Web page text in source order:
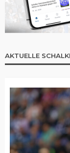
AKTUELLE